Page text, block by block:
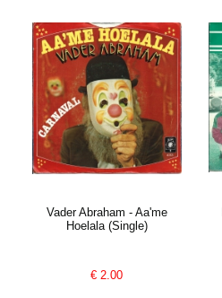
Vader Abraham - Aa'me
Hoelala (Single)
€ 2.00